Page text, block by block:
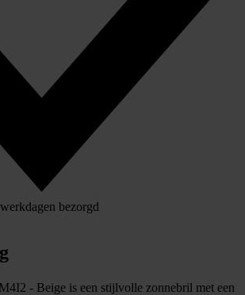
bezorgd
- Beige is een stijlvolle zonnebril met een